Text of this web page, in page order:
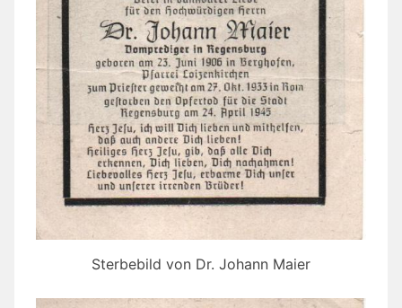
Sterbebild von Dr. Johann Maier